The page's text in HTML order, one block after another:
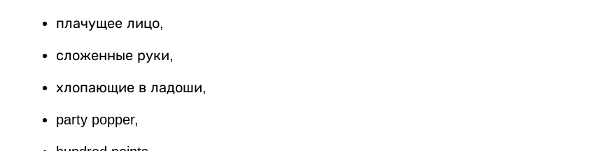
плачущее лицо,
сложенные руки,
хлопающие в ладоши,
party popper,